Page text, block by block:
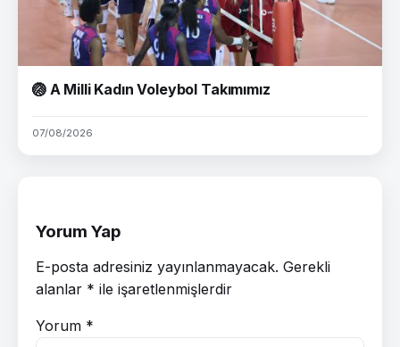
🏐 A Milli Kadın Voleybol Takımımız
07/08/2026
Yorum Yap
E-posta adresiniz yayınlanmayacak. Gerekli
alanlar * ile işaretlenmişlerdir
Yorum *